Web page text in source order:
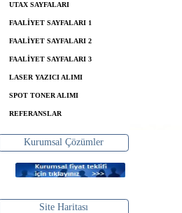
UTAX SAYFALARI
FAALİYET SAYFALARI 1
FAALİYET SAYFALARI 2
FAALİYET SAYFALARI 3
LASER YAZICI ALIMI
SPOT TONER ALIMI
REFERANSLAR
Kurumsal Çözümler
Site Haritası